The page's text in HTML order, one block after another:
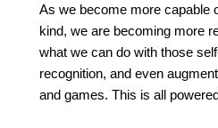
As we become more capable
kind, we are becoming more
what we can do with those
recognition, and even
and games. This is all